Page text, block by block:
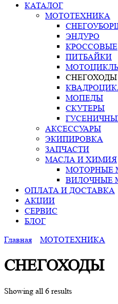
КАТАЛОГ
МОТОТЕХНИКА
ЭНДУРО
КРОССОВЫЕ
ПИТБАЙКИ
СНЕГОХОДЫ
МОПЕДЫ
СКУТЕРЫ
АКСЕССУАРЫ
ЭКИПИРОВКА
ЗАПЧАСТИ
МАСЛА И ХИМИЯ
МОТОРНЫЕ
ВИЛОЧНЫЕ
ОПЛАТА И ДОСТАВКА
АКЦИИ
СЕРВИС
БЛОГ
Главная
МОТОТЕХНИКА
СНЕГОХОДЫ
Showing all 6 results